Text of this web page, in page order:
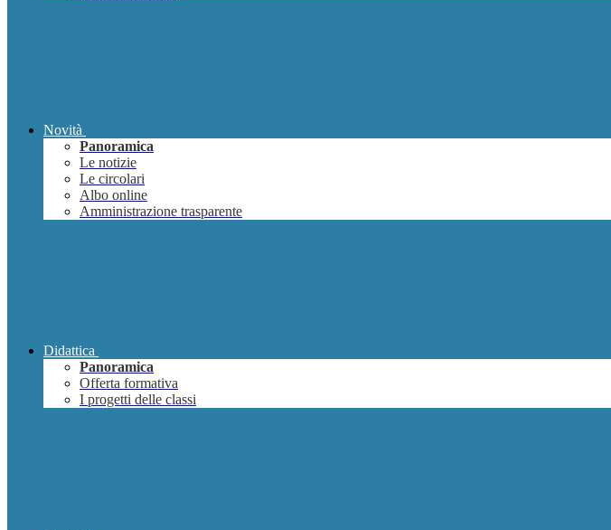
Novità
Panoramica
Le notizie
Le circolari
Albo online
Amministrazione trasparente
Didattica
Panoramica
Offerta formativa
I progetti delle classi